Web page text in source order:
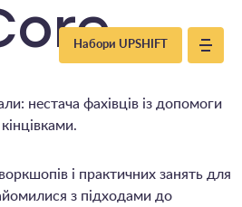
Набори UPSHIFT
нестача фахівців із допомоги
і практичних занять для
з підходами до